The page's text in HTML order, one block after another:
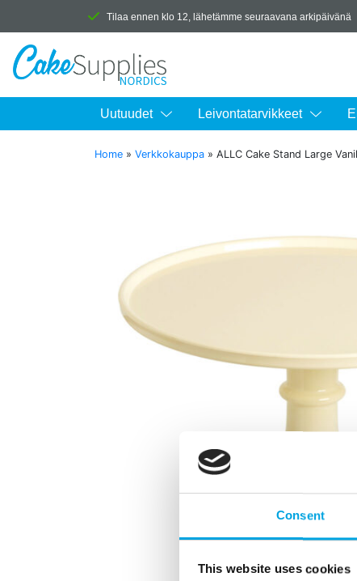
Consent
This website uses cookies
Tilaa ennen klo 12, lähetämme seuraavana arkipäivänä
Uutuudet Leivontatarvikkeet
Home » Verkkokauppa » ALLC Cake Stand Large